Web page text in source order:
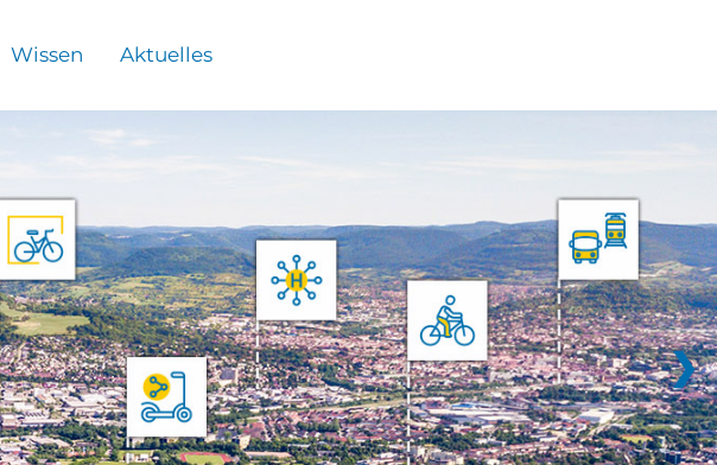
Wissen Aktuelles
❯